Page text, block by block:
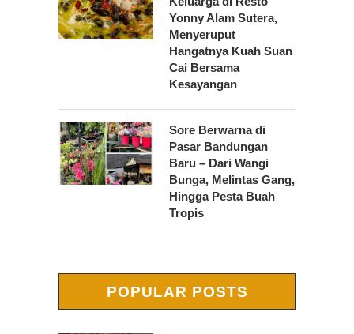
Yonny Alam Sutera,
Menyeruput
Hangatnya Kuah Suan
Cai Bersama
Kesayangan
Sore Berwarna di
Pasar Bandungan
Baru – Dari Wangi
Bunga, Melintas Gang,
Hingga Pesta Buah
Tropis
POPULAR POSTS